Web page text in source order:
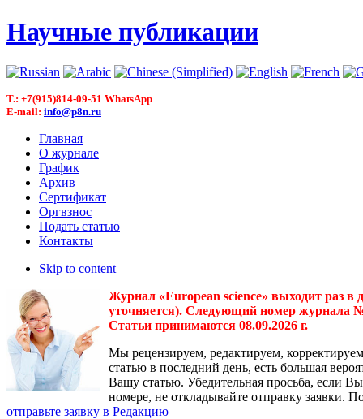
Научные публикации
T.: +7(915)814-09-51 WhatsApp
E-mail: info@p8n.ru
Главная
О журнале
График
Архив
Сертификат
Оргвзнос
Подать статью
Контакты
Skip to content
Журнал «European science» выходит раз в
уточняется). Следующий номер журнала №
Статьи принимаются 08.09.2026 г.
Мы рецензируем, редактируем,
статью в последний день, есть большая
Вашу статью. Убедительная просьба, если
номере, не откладывайте отправку заявки.
отправьте заявку в Редакцию